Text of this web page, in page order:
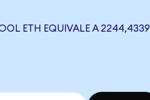
ETH EQUIVALE A 2244,4339